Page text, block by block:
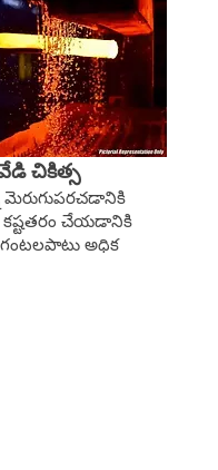
చికిత్స
చేయడానికి
అధిక